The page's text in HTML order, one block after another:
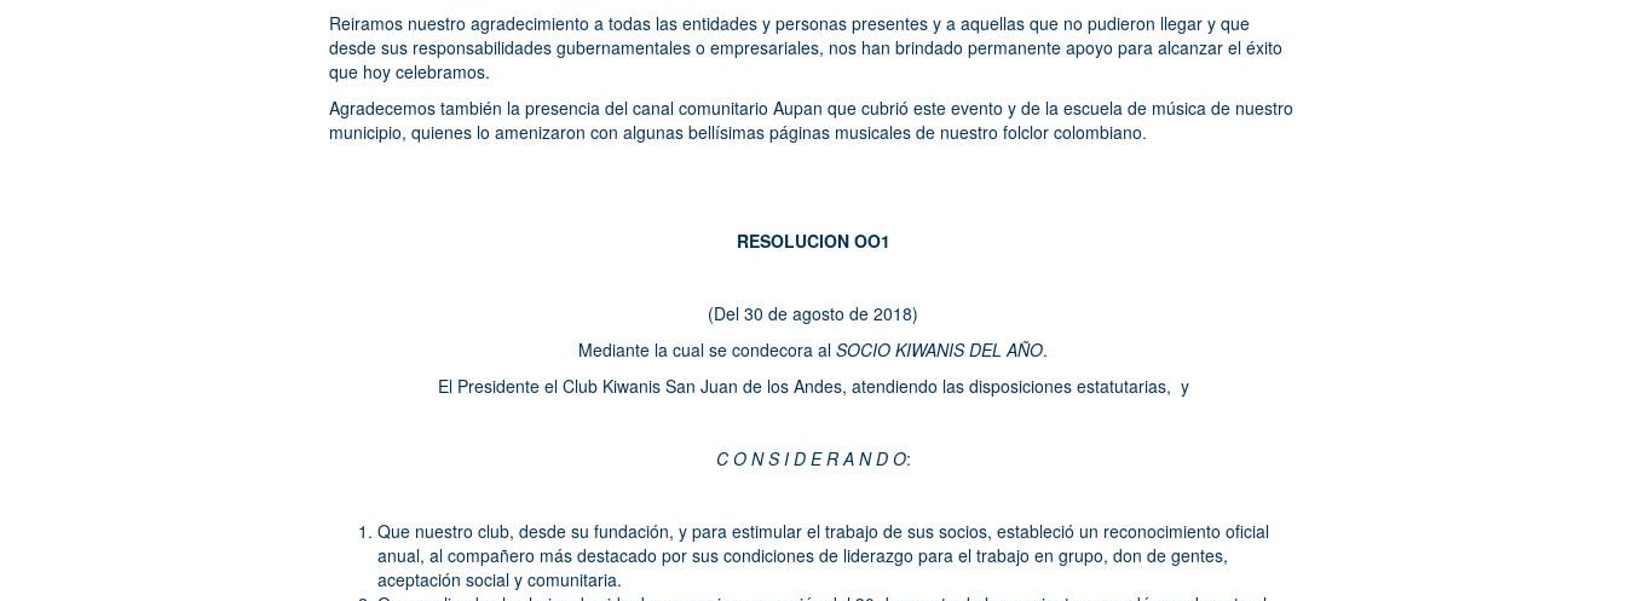
Reiramos nuestro agradecimiento a todas las entidades y personas presentes y a aquellas que no pudieron llegar y que
desde sus responsabilidades gubernamentales o empresariales, nos han brindado permanente apoyo para alcanzar el éxito
que hoy celebramos.
Agradecemos también la presencia del canal comunitario Aupan que cubrió este evento y de la escuela de música de nuestro
municipio, quienes lo amenizaron con algunas bellísimas páginas musicales de nuestro folclor colombiano.
RESOLUCION OO1
(Del 30 de agosto de 2018)
Mediante la cual se condecora al SOCIO KIWANIS DEL AÑO.
El Presidente el Club Kiwanis San Juan de los Andes, atendiendo las disposiciones estatutarias, y
C O N S I D E R A N D O:
Que nuestro club, desde su fundación, y para estimular el trabajo de sus socios, estableció un reconocimiento oficial
anual, al compañero más destacado por sus condiciones de liderazgo para el trabajo en grupo, don de gentes,
aceptación social y comunitaria.